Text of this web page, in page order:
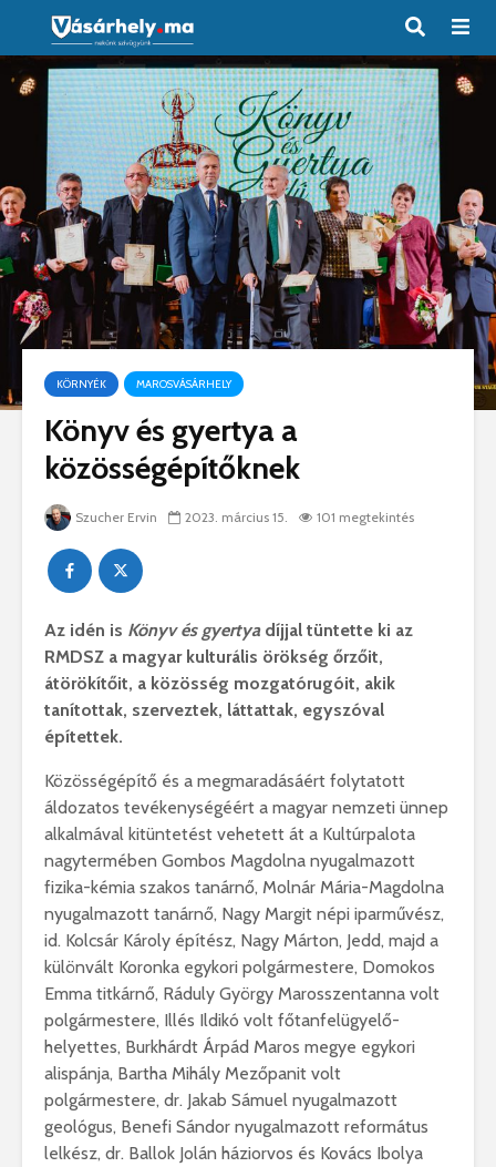
KÖRNYÉK MAROSVÁSÁRHELY
Könyv és gyertya a
közösségépítőknek
Szucher Ervin 2023. március 15. 101 megtekintés
Az idén is Könyv és gyertya díjjal tüntette ki az
RMDSZ a magyar kulturális örökség őrzőit,
átörökítőit, a közösség mozgatórugóit, akik
tanítottak, szerveztek, láttattak, egyszóval
építettek.
Közösségépítő és a megmaradásáért folytatott
áldozatos tevékenységéért a magyar nemzeti ünnep
alkalmával kitüntetést vehetett át a Kultúrpalota
nagytermében Gombos Magdolna nyugalmazott
fizika-kémia szakos tanárnő, Molnár Mária-Magdolna
nyugalmazott tanárnő, Nagy Margit népi iparművész,
id. Kolcsár Károly építész, Nagy Márton, Jedd, majd a
különvált Koronka egykori polgármestere, Domokos
Emma titkárnő, Ráduly György Marosszentanna volt
polgármestere, Illés Ildikó volt főtanfelügyelő-
helyettes, Burkhárdt Árpád Maros megye egykori
alispánja, Bartha Mihály Mezőpanit volt
polgármestere, dr. Jakab Sámuel nyugalmazott
geológus, Benefi Sándor nyugalmazott református
lelkész, dr. Ballok Jolán háziorvos és Kovács Ibolya